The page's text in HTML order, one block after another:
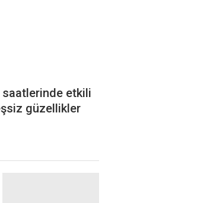
saatlerinde etkili
güzellikler